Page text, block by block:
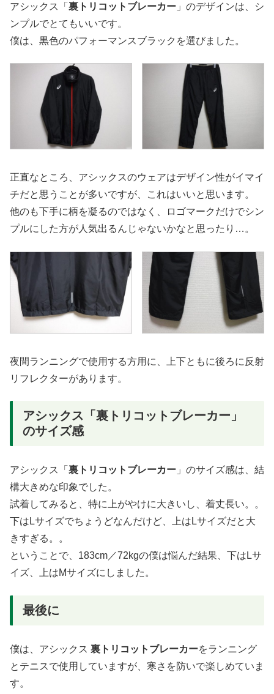
アシックス「 裏トリコットブレーカー 」のデザインは、シ
ンプルでとてもいいです。
僕は、黒色のパフォーマンスブラックを選びました。
正直なところ、アシックスのウェアはデザイン性がイマイ
チだと思うことが多いですが、これはいいと思います。
他のも下手に柄を凝るのではなく、ロゴマークだけでシン
プルにした方が人気出るんじゃないかなと思ったり…。
夜間ランニングで使用する方用に、上下ともに後ろに反射
リフレクターがあります。
アシックス「裏トリコットブレーカー」
のサイズ感
アシックス「 裏トリコットブレーカー 」のサイズ感は、結
構大きめな印象でした。
試着してみると、特に上がやけに大きいし、着丈長い。。
下はLサイズでちょうどなんだけど、上はLサイズだと大
きすぎる。。
ということで、183cm／72kgの僕は悩んだ結果、下はLサ
イズ、上はMサイズにしました。
最後に
僕は、アシックス 裏トリコットブレーカーをランニング
とテニスで使用していますが、寒さを防いで楽しめていま
す。